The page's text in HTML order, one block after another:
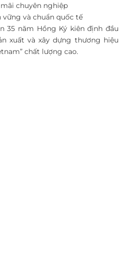
chuyên nghiệp
vững và chuẩn quốc tế
35 năm Hồng Ký kiên định đầu
xuất và xây dựng thương hiệu
chất lượng cao.